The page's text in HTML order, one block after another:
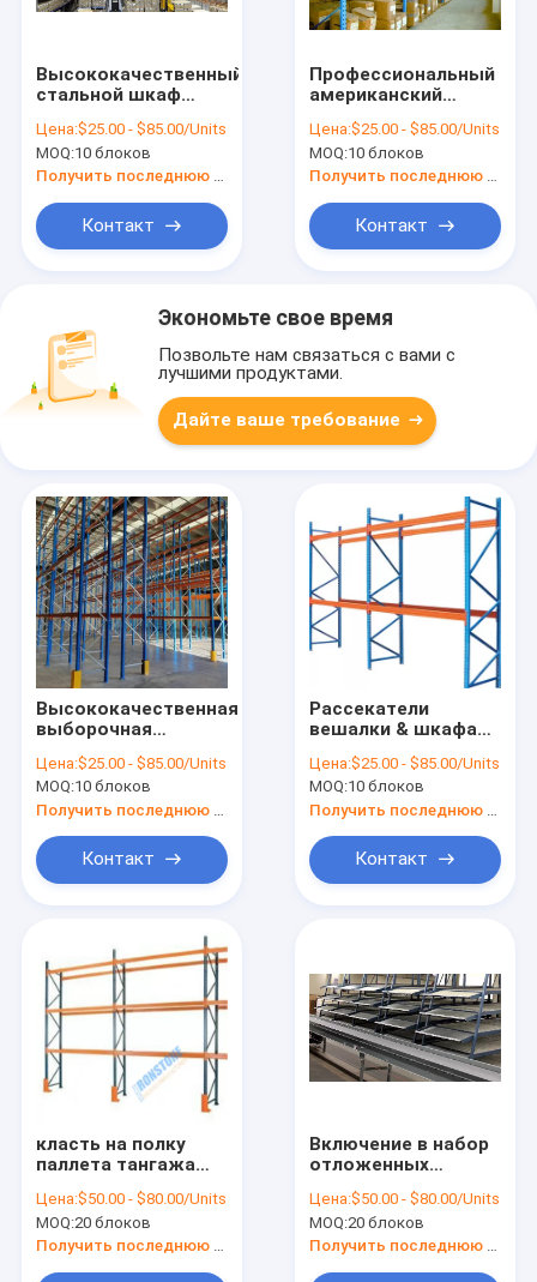
Высококачественный
стальной шкаф
для склада
Цена:$25.00 - $85.00/Units
MOQ:10 блоков
Получить последнюю цену
Контакт
Профессиональный
американский
выборочную
вешалку в моду
паллета
Цена:$25.00 - $85.00/Units
MOQ:10 блоков
Получить последнюю цену
Контакт
Экономьте свое время
Позвольте нам связаться с вами с
лучшими продуктами.
Дайте ваше требование
Высококачественная
выборочная
полку паллета с
легкой
доступностью
Цена:$25.00 - $85.00/Units
MOQ:10 блоков
Контакт
Рассекатели
вешалки & шкафа
регулируемого
Teardrop
выборочные
Цена:$25.00 - $85.00/Units
MOQ:10 блоков
Контакт
класть на полку
паллета тангажа
регулируемый
выборочный
сверхмощный
Цена:$50.00 - $80.00/Units
MOQ:20 блоков
Получить последнюю цену
Включение в набор
отложенных
паллета тангажа
Ironstone 50mm
регулируемое
Цена:$50.00 - $80.00/Units
MOQ:20 блоков
Получить последнюю цену